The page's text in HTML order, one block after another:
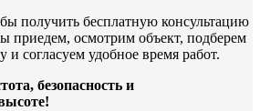
получить бесплатную консультацию
приедем, осмотрим объект, подберем
согласуем удобное время работ.
безопасность и